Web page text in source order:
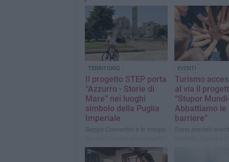
TERRITORIO
Il progetto STEP porta
“Azzurro - Storie di
Mare” nei luoghi
simbolo della Puglia
Imperiale
Beppe Convertini e le troupe
per raccontare paesaggi,
cultura, identità e patrimonio
EVENTI
Turismo
al via il
“Stupor
Abbattiamo le
barriere”
Sono previsti